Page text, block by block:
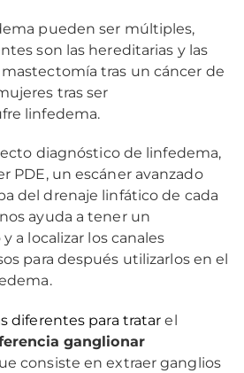
pueden ser múltiples,
son las hereditarias y las
tras un cáncer de
tras ser
linfedema.
diagnóstico de linfedema,
PDE, un escáner avanzado
del drenaje linfático de cada
ayuda a tener un
a localizar los canales
para después utilizarlos en el
diferentes para tratarel
ganglionar
consiste en extraer ganglios